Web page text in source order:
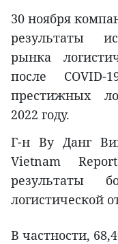
30 ноября
результаты
рынка
после
престижных
2022 году.
Г-н Ву Данг
Vietnam
результаты
логистической
В частности,